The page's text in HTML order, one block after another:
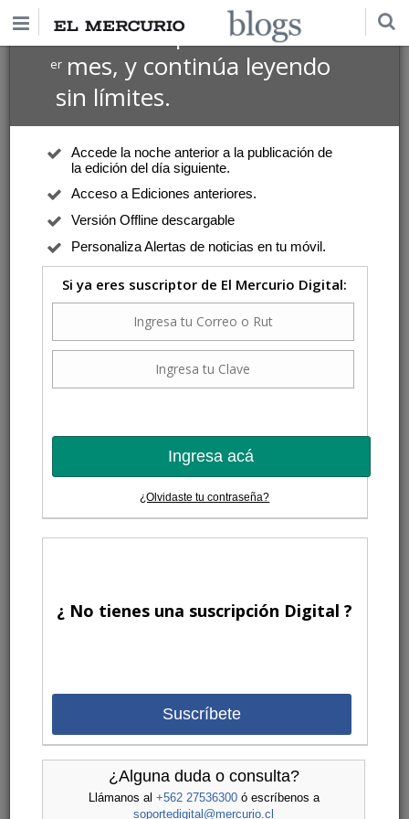
Suscríbete por $1 USD
ermes, y continúa leyendo
sin límites.
Accede la noche anterior a la publicación de
la edición del día siguiente.
Acceso a Ediciones anteriores.
Versión Offline descargable
Personaliza Alertas de noticias en tu móvil.
Si ya eres suscriptor de El Mercurio Digital:
Ingresa acá
¿Olvidaste tu contraseña?
¿ No tienes una suscripción Digital ?
Suscríbete
¿Alguna duda o consulta?
Llámanos al +562 27536300ó escríbenos a
soportedigital@mercurio.cl